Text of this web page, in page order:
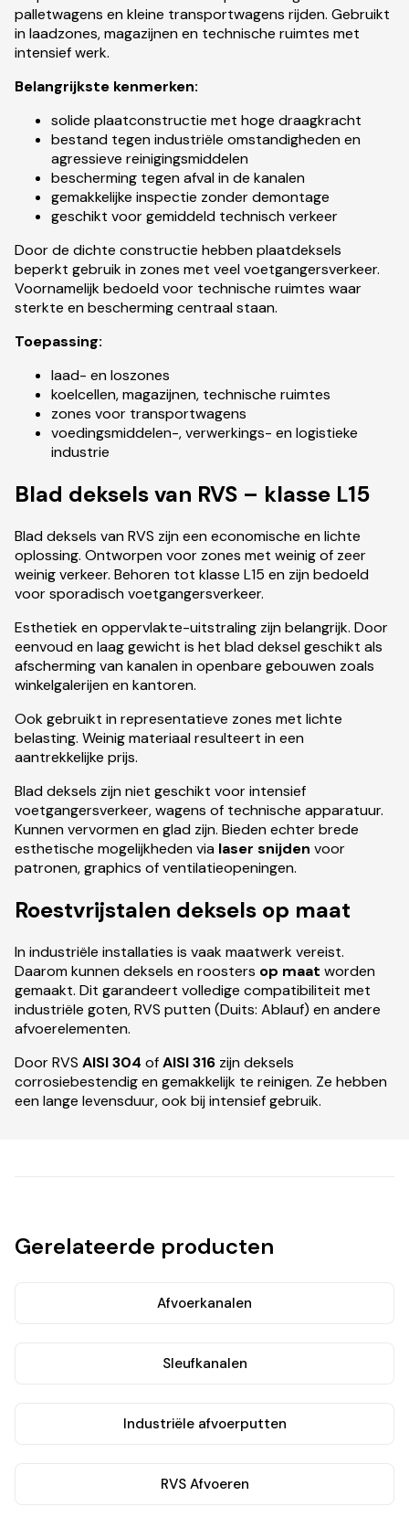
palletwagens en kleine transportwagens rijden. Gebruikt
in laadzones, magazijnen en technische ruimtes met
intensief werk.
Belangrijkste kenmerken:
solide plaatconstructie met hoge draagkracht
bestand tegen industriële omstandigheden en
agressieve reinigingsmiddelen
bescherming tegen afval in de kanalen
gemakkelijke inspectie zonder demontage
geschikt voor gemiddeld technisch verkeer
Door de dichte constructie hebben plaatdeksels
beperkt gebruik in zones met veel voetgangersverkeer.
Voornamelijk bedoeld voor technische ruimtes waar
sterkte en bescherming centraal staan.
Toepassing:
laad- en loszones
koelcellen, magazijnen, technische ruimtes
zones voor transportwagens
voedingsmiddelen-, verwerkings- en logistieke
industrie
Blad deksels van RVS – klasse L15
Blad deksels van RVS zijn een economische en lichte
oplossing. Ontworpen voor zones met weinig of zeer
weinig verkeer. Behoren tot klasse L15 en zijn bedoeld
voor sporadisch voetgangersverkeer.
Esthetiek en oppervlakte-uitstraling zijn belangrijk. Door
eenvoud en laag gewicht is het blad deksel geschikt als
afscherming van kanalen in openbare gebouwen zoals
winkelgalerijen en kantoren.
Ook gebruikt in representatieve zones met lichte
belasting. Weinig materiaal resulteert in een
aantrekkelijke prijs.
Blad deksels zijn niet geschikt voor intensief
voetgangersverkeer, wagens of technische apparatuur.
Kunnen vervormen en glad zijn. Bieden echter brede
esthetische mogelijkheden via laser snijden voor
patronen, graphics of ventilatieopeningen.
Roestvrijstalen deksels op maat
In industriële installaties is vaak maatwerk vereist.
Daarom kunnen deksels en roosters op maat worden
gemaakt. Dit garandeert volledige compatibiliteit met
industriële goten, RVS putten (Duits: Ablauf) en andere
afvoerelementen.
Door RVS AISI 304 ofAISI 316 zijn deksels
corrosiebestendig en gemakkelijk te reinigen. Ze hebben
een lange levensduur, ook bij intensief gebruik.
Gerelateerde producten
Afvoerkanalen
Sleufkanalen
Industriële afvoerputten
RVS Afvoeren